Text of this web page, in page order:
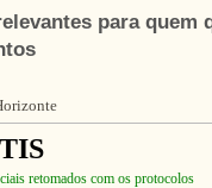
para quem
retomados com os protocolos